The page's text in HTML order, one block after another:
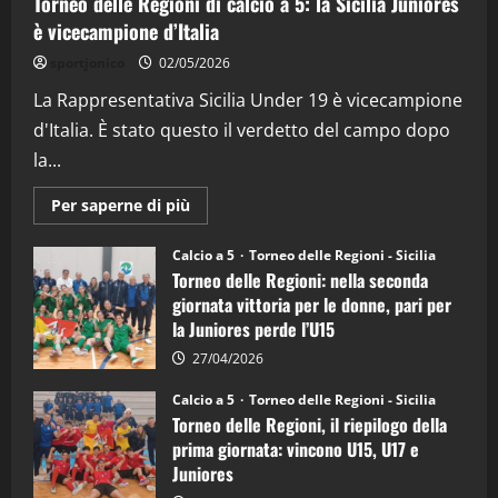
"SportEmpire" in Podcast
“SportEmpire” in Podcast: 26^ Puntata
08/04/2026
è vicecampione d’Italia
02/05/2026
La Rappresentativa Sicilia Under 19 è vicecampione
d'Italia. È stato questo il verdetto del campo dopo
la...
Per saperne di più
informazioni
Torneo
delle
Regioni
di
calcio
a
5:
la
Juniores
è
vicecampione
d’Italia
Calcio a 5 Torneo delle Regioni - Sicilia
Torneo delle Regioni: nella seconda
giornata vittoria per le donne, pari per
la Juniores perde l’U15
27/04/2026
Calcio a 5 Torneo delle Regioni - Sicilia
Torneo delle Regioni, il riepilogo della
prima giornata: vincono U15, U17 e
Juniores